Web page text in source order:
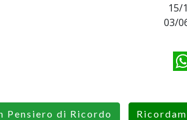
15/
03/
Pensiero di Ricordo